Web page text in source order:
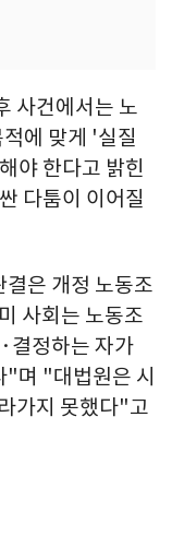
사건에서는 노
에 맞게 '실질
야 한다고 밝힌
다툼이 이어질
은 개정 노동조
사회는 노동조
결정하는 자가
"며 "대법원은 시
가지 못했다"고